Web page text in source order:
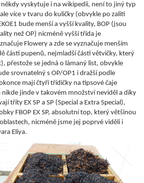
někdy vyskytuje i na wikipedii, není to jiný typ
více v tvaru do kuličky (obvykle po zalití
bude menší a vyšší kvality, BOP (jsou
než OP) nicméně vyšší třída je
Flowery a zde se vyznačuje menším
částí pupenů, nejmladší části větvičky, který
přestože se jedná o lámaný list, obvykle
srovnatelný s OP/OP1 i dražší podle
mají čtyři třídičky na tipsové čaje
jinde v takovém množství neviděl a díky
tříty EX SP a SP (Special a Extra Special),
FBOP EX SP, absolutní top, který většinou
nicméně jsme jej poprvé viděli i
Eliya.